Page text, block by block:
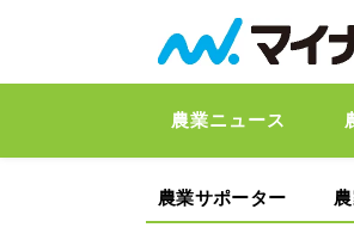
農業ニュース
農業サポーター